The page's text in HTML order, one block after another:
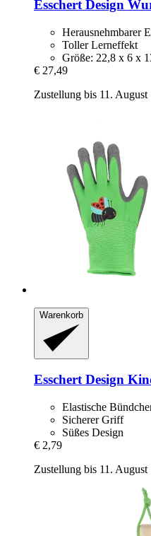
Esschert Design
Herausnehmbarer
Toller Lerneffekt
Größe: 22,8 x 6 x
€ 27,49
Zustellung bis 11. August
Warenkorb
Esschert Design
Elastische
Sicherer Griff
Süßes Design
€ 2,79
Zustellung bis 11. August